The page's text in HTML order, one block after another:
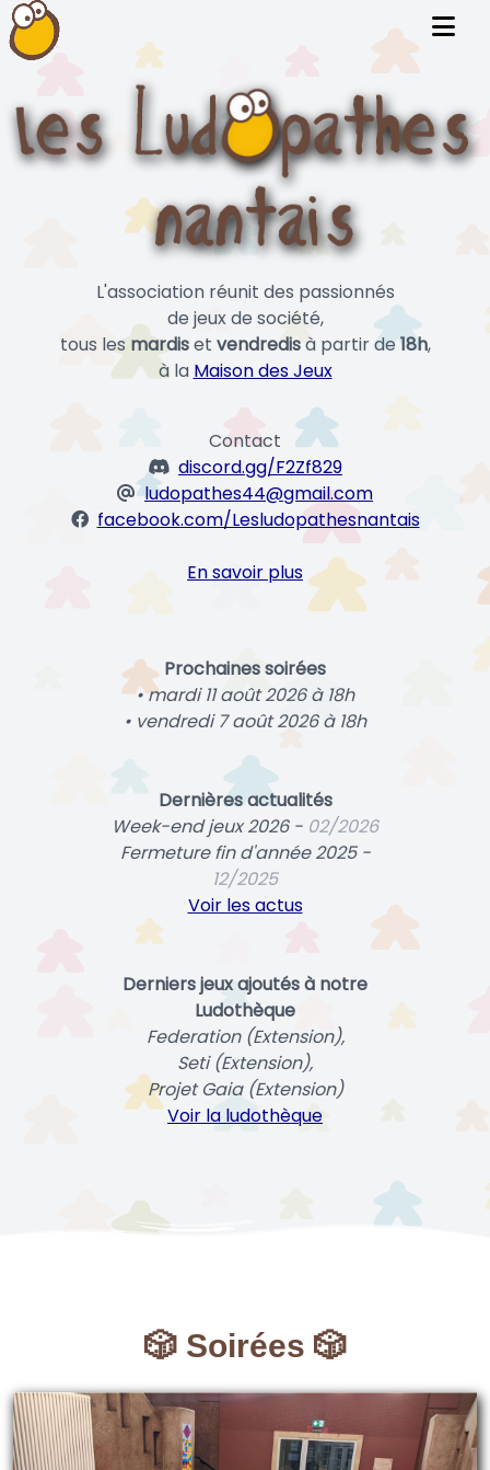
L'association réunit des passionnés
de jeux de société,
tous lesmardiset vendredisà partir de18h,
à la Maison des Jeux
Contact
discord.gg/F2Zf829
ludopathes44@gmail.com
facebook.com/Lesludopathesnantais
En savoir plus
Prochaines soirées
• mardi 11 août 2026 à 18h
• vendredi 7 août 2026 à 18h
Dernières actualités
Week-end jeux 2026 - 02/2026
Fermeture fin d'année 2025 -
12/2025
Voir les actus
Derniers jeux ajoutés à notre
Ludothèque
Federation (Extension),
Seti (Extension),
Projet Gaia (Extension)
Voir la ludothèque
🎲 Soirées 🎲